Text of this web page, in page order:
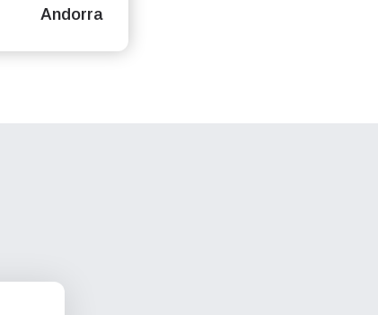
Andorra